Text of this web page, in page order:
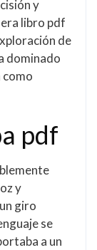
y
libro pdf
de
dominado
pdf
y
giro
se
a un